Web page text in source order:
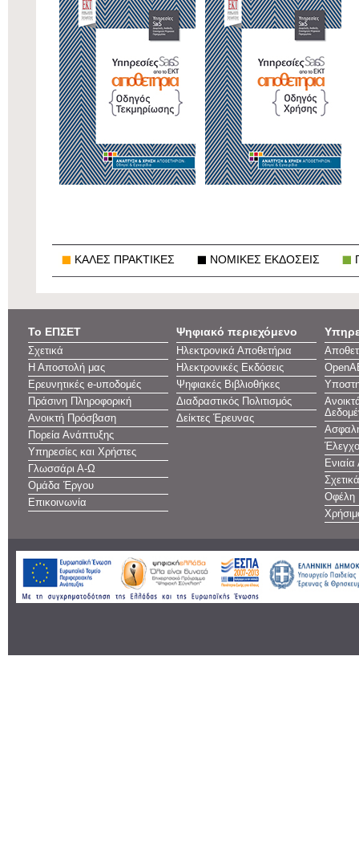
ΚΑΛΕΣ ΠΡΑΚΤΙΚΕΣ ΝΟΜΙΚΕΣ ΕΚΔΟΣΕΙΣ
Το ΕΠΣΕΤ
Σχετικά
Η Αποστολή μας
Ερευνητικές e-υποδομές
Πράσινη Πληροφορική
Ανοικτή Πρόσβαση
Πορεία Ανάπτυξης
Υπηρεσίες και Χρήστες
Γλωσσάρι Α-Ω
Ομάδα Έργου
Επικοινωνία
Ψηφιακό περιεχόμενο
Ηλεκτρονικά Αποθετήρια
Ηλεκτρονικές Εκδόσεις
Ψηφιακές Βιβλιοθήκες
Διαδραστικός Πολιτισμός
Δείκτες Έρευνας
Σχετικά
Οφέλη